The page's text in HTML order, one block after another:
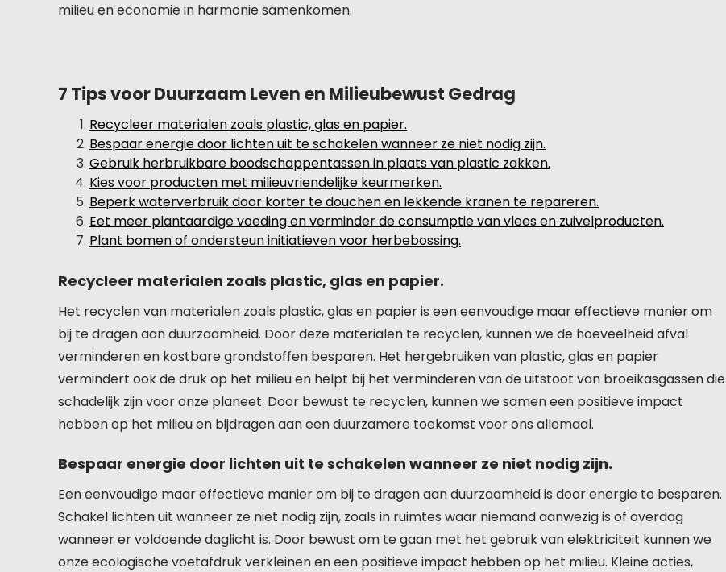
milieu en economie in harmonie samenkomen.
7 Tips voor Duurzaam Leven en Milieubewust Gedrag
Recycleer materialen zoals plastic, glas en papier.
Bespaar energie door lichten uit te schakelen wanneer ze niet nodig zijn.
Gebruik herbruikbare boodschappentassen in plaats van plastic zakken.
Kies voor producten met milieuvriendelijke keurmerken.
Beperk waterverbruik door korter te douchen en lekkende kranen te repareren.
Eet meer plantaardige voeding en verminder de consumptie van vlees en zuivelproducten.
Plant bomen of ondersteun initiatieven voor herbebossing.
Recycleer materialen zoals plastic, glas en papier.
Het recyclen van materialen zoals plastic, glas en papier is een eenvoudige maar effectieve manier om
bij te dragen aan duurzaamheid. Door deze materialen te recyclen, kunnen we de hoeveelheid afval
verminderen en kostbare grondstoffen besparen. Het hergebruiken van plastic, glas en papier
vermindert ook de druk op het milieu en helpt bij het verminderen van de uitstoot van broeikasgassen die
schadelijk zijn voor onze planeet. Door bewust te recyclen, kunnen we samen een positieve impact
hebben op het milieu en bijdragen aan een duurzamere toekomst voor ons allemaal.
Bespaar energie door lichten uit te schakelen wanneer ze niet nodig zijn.
Een eenvoudige maar effectieve manier om bij te dragen aan duurzaamheid is door energie te besparen.
Schakel lichten uit wanneer ze niet nodig zijn, zoals in ruimtes waar niemand aanwezig is of overdag
wanneer er voldoende daglicht is. Door bewust om te gaan met het gebruik van elektriciteit kunnen we
onze ecologische voetafdruk verkleinen en een positieve impact hebben op het milieu. Kleine acties,